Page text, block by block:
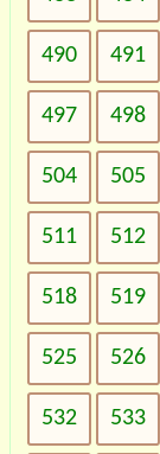
490 491
497 498
504 505
511 512
518 519
525 526
532 533